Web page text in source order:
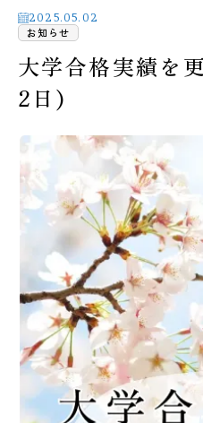
受験生の皆様へ
卒業生の皆様へ
交通案内お問い合わせ 教員
よくある質問みらい募金について
当サイトについて個人情報保
2025.05.02
お知らせ
大学合格実績を
2日)